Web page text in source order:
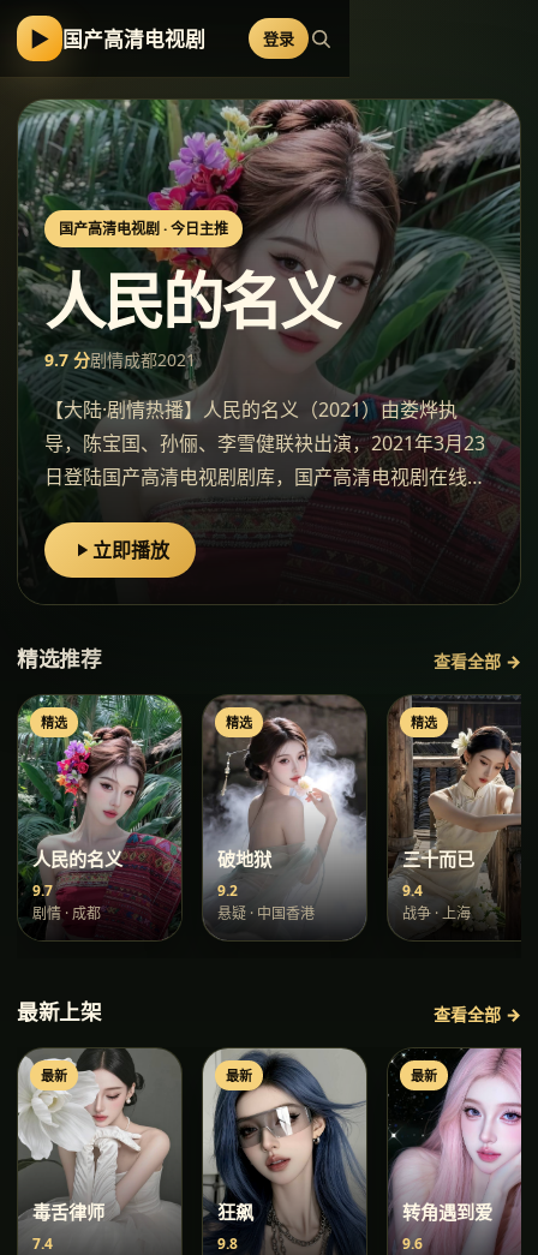
▶ 国产高清电视剧 登录
国产高清电视剧 · 今日主推
人民的名义
9.7 分剧情成都2021
【大陆·剧情热播】人民的名义（2021）由娄烨执
导，陈宝国、孙俪、李雪健联袂出演，2021年3月23
日登陆国产高清电视剧剧库，国产高清电视剧在线观
看。
立即播放
精选推荐 查看全部 →
精选
人民的名义
9.7
剧情 ·成都
精选
破地狱
9.2
悬疑 · 中国香港
精选
三十而已
9.4
战争 ·上海
最新上架 查看全部 →
最新
毒舌律师
7.4
最新
狂飙
9.8
最新
转角遇到爱
9.6